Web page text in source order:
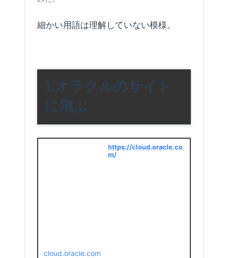
細かい用語は理解していない模様。
1.オラクルのサイト
に飛ぶ
https://cloud.oracle.co
m/
cloud.oracle.com